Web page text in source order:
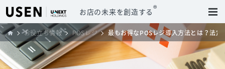
お店の未来を創造する®
お役立ち情報 POSレジ 最もお得なPOSレジ導入方法とは？法